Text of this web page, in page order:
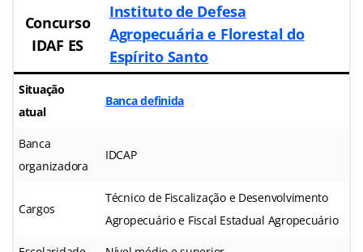
Concurso
IDAF ES
Instituto de Defesa
Agropecuária e Florestal do
Espírito Santo
Situação
atual
Banca definida
Banca
organizadora
IDCAP
Cargos
Técnico de Fiscalização e Desenvolvimento
Agropecuário e Fiscal Estadual Agropecuário